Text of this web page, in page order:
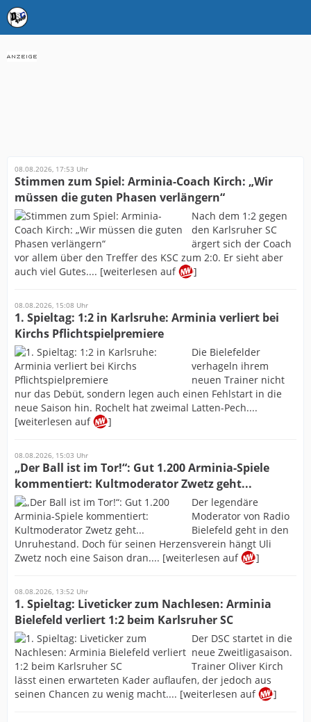
08.08.2026, 17:53 Uhr
Stimmen zum Spiel: Arminia-Coach Kirch: „Wir
müssen die guten Phasen verlängern“
Nach dem 1:2 gegen
den Karlsruher SC
ärgert sich der Coach
vor allem über den Treffer des KSC zum 2:0. Er sieht aber
auch viel Gutes.... [weiterlesen auf
]
08.08.2026, 15:08 Uhr
1. Spieltag: 1:2 in Karlsruhe: Arminia verliert bei
Kirchs Pflichtspielpremiere
Die Bielefelder
verhageln ihrem
neuen Trainer nicht
nur das Debüt, sondern legen auch einen Fehlstart in die
neue Saison hin. Rochelt hat zweimal Latten-Pech....
[weiterlesen auf
]
08.08.2026, 15:03 Uhr
„Der Ball ist im Tor!“: Gut 1.200 Arminia-Spiele
kommentiert: Kultmoderator Zwetz geht...
Der legendäre
Moderator von Radio
Bielefeld geht in den
Unruhestand. Doch für seinen Herzensverein hängt Uli
Zwetz noch eine Saison dran.... [weiterlesen auf
]
08.08.2026, 13:52 Uhr
1. Spieltag: Liveticker zum Nachlesen: Arminia
Bielefeld verliert 1:2 beim Karlsruher SC
Der DSC startet in die
neue Zweitligasaison.
Trainer Oliver Kirch
lässt einen erwarteten Kader auflaufen, der jedoch aus
seinen Chancen zu wenig macht.... [weiterlesen auf
]